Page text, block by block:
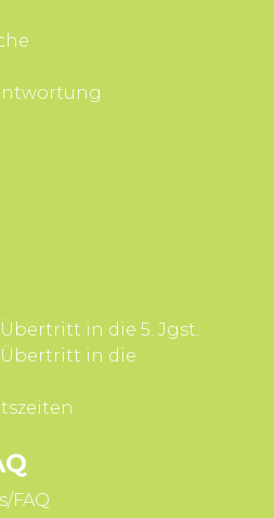
in die 5. Jgst.
in die
FAQ